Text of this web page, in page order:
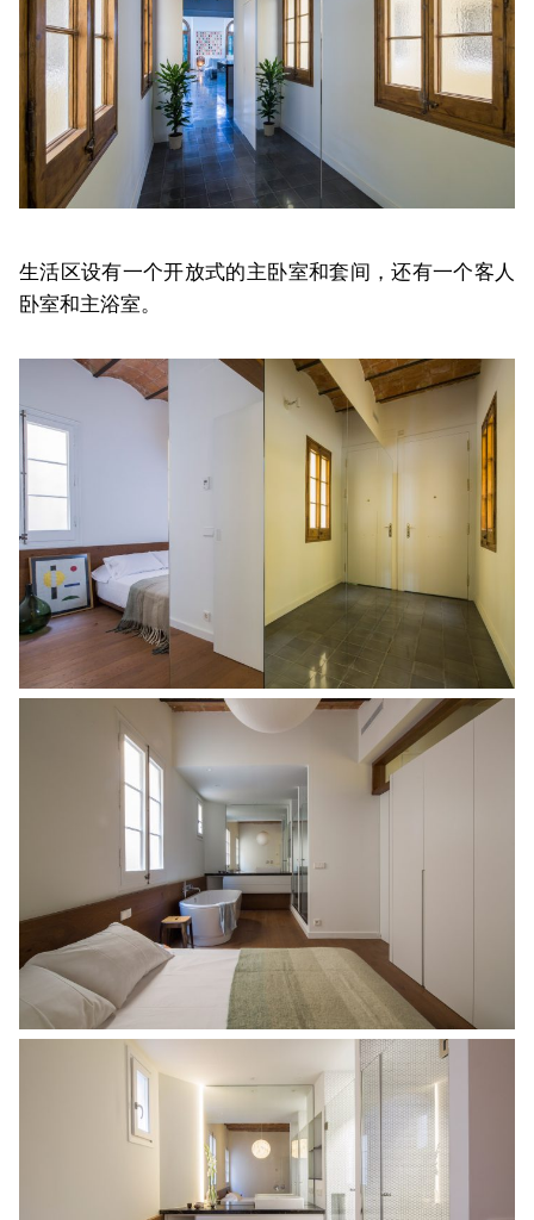
生活区设有一个开放式的主卧室和套间，还有一个客人
卧室和主浴室。